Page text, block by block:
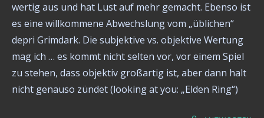
wertig aus und hat Lust auf mehr gemacht. Ebenso ist
es eine willkommene Abwechslung vom „üblichen“
depri Grimdark. Die subjektive vs. objektive Wertung
mag ich … es kommt nicht selten vor, vor einem Spiel
zu stehen, dass objektiv großartig ist, aber dann halt
nicht genauso zündet (looking at you: „Elden Ring“)